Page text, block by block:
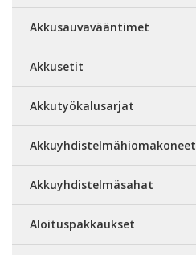
Akkusauvavääntimet
Akkusetit
Akkutyökalusarjat
Akkuyhdistelmähiomakoneet
Akkuyhdistelmäsahat
Aloituspakkaukset